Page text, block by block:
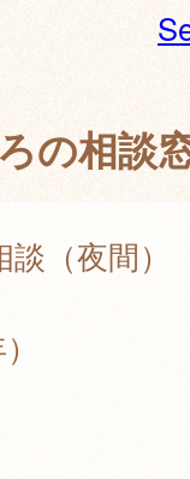
の相談
（夜間）